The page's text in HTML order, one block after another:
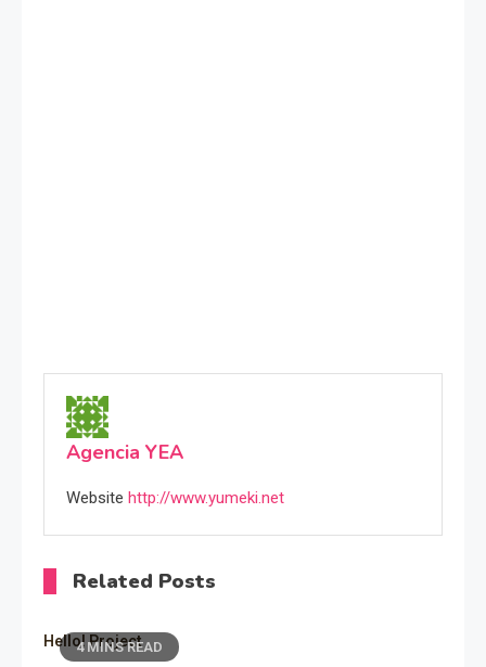
Agencia YEA
Website http://www.yumeki.net
Related Posts
4 MINS READ
Hello! Project